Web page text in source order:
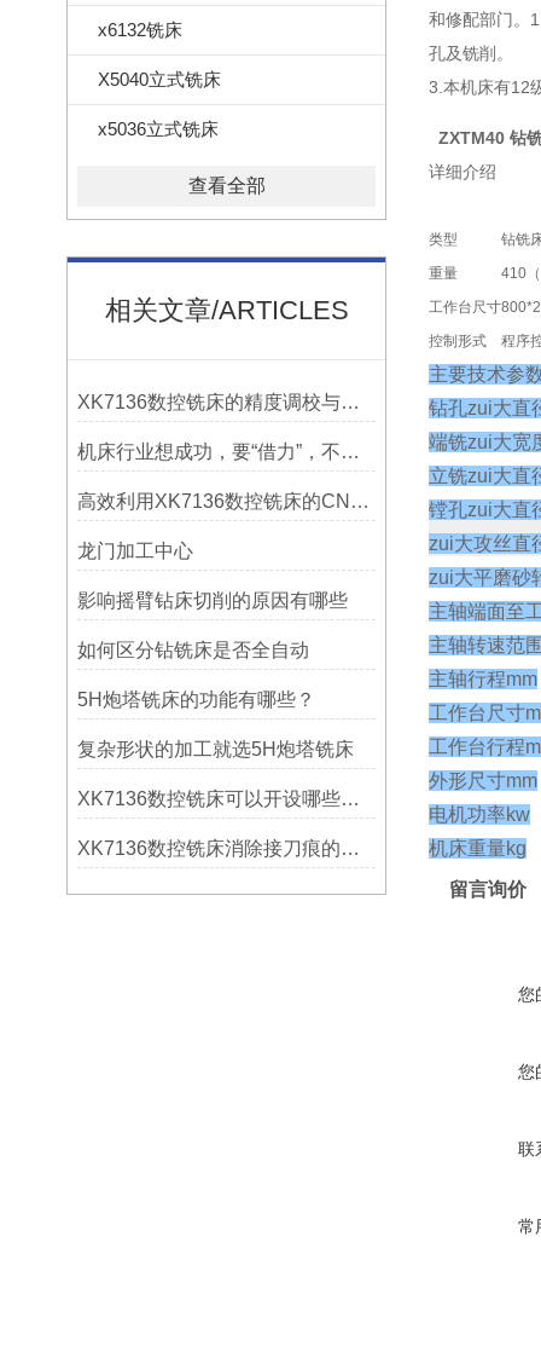
x6132铣床
X5040立式铣床
x5036立式铣床
查看全部
相关文章/ARTICLES
XK7136数控铣床的精度调校与性能优化
机床行业想成功，要“借力”，不要“尽力”！
高效利用XK7136数控铣床的CNC系统？
龙门加工中心
影响摇臂钻床切削的原因有哪些
如何区分钻铣床是否全自动
5H炮塔铣床的功能有哪些？
复杂形状的加工就选5H炮塔铣床
XK7136数控铣床可以开设哪些考核项目？
XK7136数控铣床消除接刀痕的操作
和修配部门。
孔及铣削。
3.本机床有12
ZXTM40 钻
详细介绍
类型
钻铣
重量
410
工作台尺寸
控制形式
程序
主要技术参
钻孔zui大直
端铣zui大宽
立铣zui大直
镗孔zui大直
zui大攻丝直
zui大平磨砂
主轴端面至
主轴转速范
主轴行程mm
工作台尺寸
工作台行程
外形尺寸mm
电机功率kw
机床重量kg
留言询价
您
您
联
常